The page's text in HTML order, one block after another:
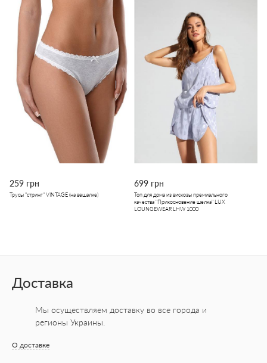
259 грн
Трусы "стринг" VINTAGE (на вешалке)
699 грн
Топ для дома из вискозы премиального
качества "Прикосновение шелка" LUX
LOUNGEWEAR LHW 1000
Доставка
Мы осуществляем доставку во все города и
регионы Украины.
О доставке